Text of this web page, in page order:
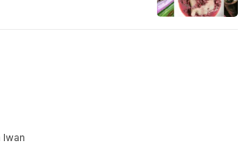
Iwan